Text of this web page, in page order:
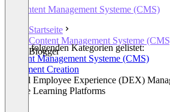
Content Management Systeme (CMS)
Startseite
Content Management Systeme
Blogger
In den folgenden Kategorien gelistet:
Content Management Systeme (CMS)
Document Creation
Digital Employee Experience (DEX)
Online Learning Platforms